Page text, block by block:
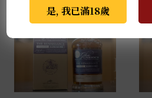
是, 我已滿18歲